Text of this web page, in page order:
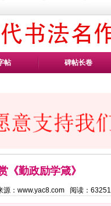
帖 碑帖长卷
《勤政励学箴》
：www.yac8.com 阅读： 63251